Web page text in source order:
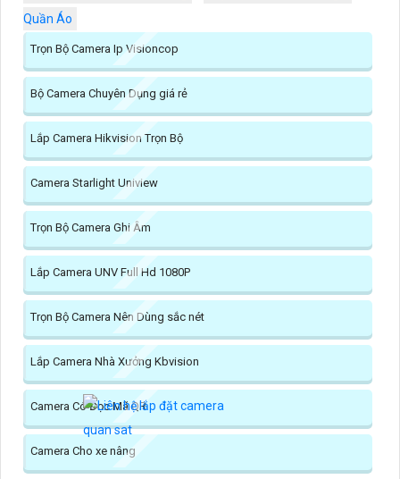
Quần Áo
Trọn Bộ Camera Ip Visioncop
Bộ Camera Chuyên Dụng giá rẻ
Lắp Camera Hikvision Trọn Bộ
Camera Starlight Uniview
Trọn Bộ Camera Ghi Âm
Lắp Camera UNV Full Hd 1080P
Trọn Bộ Camera Nên Dùng sắc nét
Lắp Camera Nhà Xưởng Kbvision
Camera Có Đọc Mã QR
Camera Cho xe nâng